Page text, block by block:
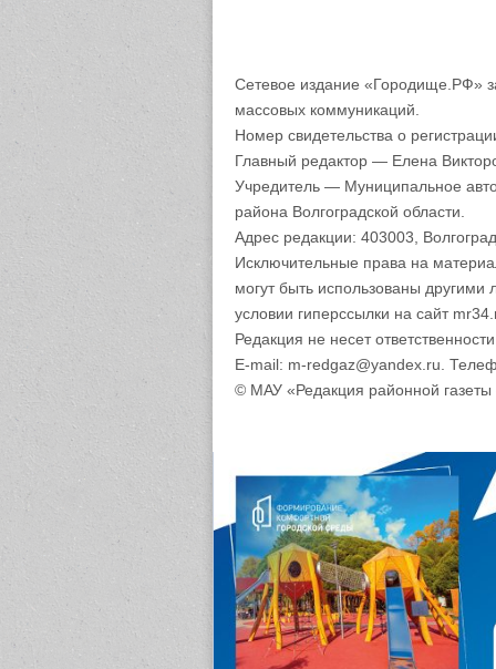
Сетевое издание «Городище.РФ»
массовых коммуникаций.
Номер свидетельства о
Главный редактор — Елена
Учредитель — Муниципальное
района Волгоградской области.
Адрес редакции: 403003,
Исключительные права на
могут быть использованы
условии гиперссылки на сайт
Редакция не несет
E-mail: m-redgaz@yandex.ru.
© МАУ «Редакция районной газеты